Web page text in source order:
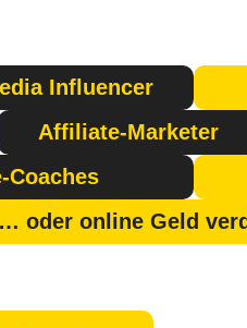
Influencer
Affiliate-Marketer
Coaches
… oder online Geld